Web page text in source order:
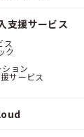
支援サービス
ス
ク
ョン
サービス